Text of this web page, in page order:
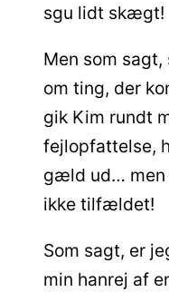
sgu lidt skægt!
Men som
om ting, der
gik Kim rundt
fejlopfattelse,
gæld ud… men
ikke tilfældet!
Som sagt, er
min hanrej af